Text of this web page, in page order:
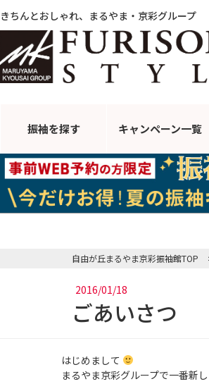
きちんとおしゃれ、まるやま・京彩グループ
振袖を探す キャンペーン一覧
自由が丘まるやま京彩振袖館TOP
2016/01/18
ごあいさつ
はじめまして
まるやま京彩グループで一番新